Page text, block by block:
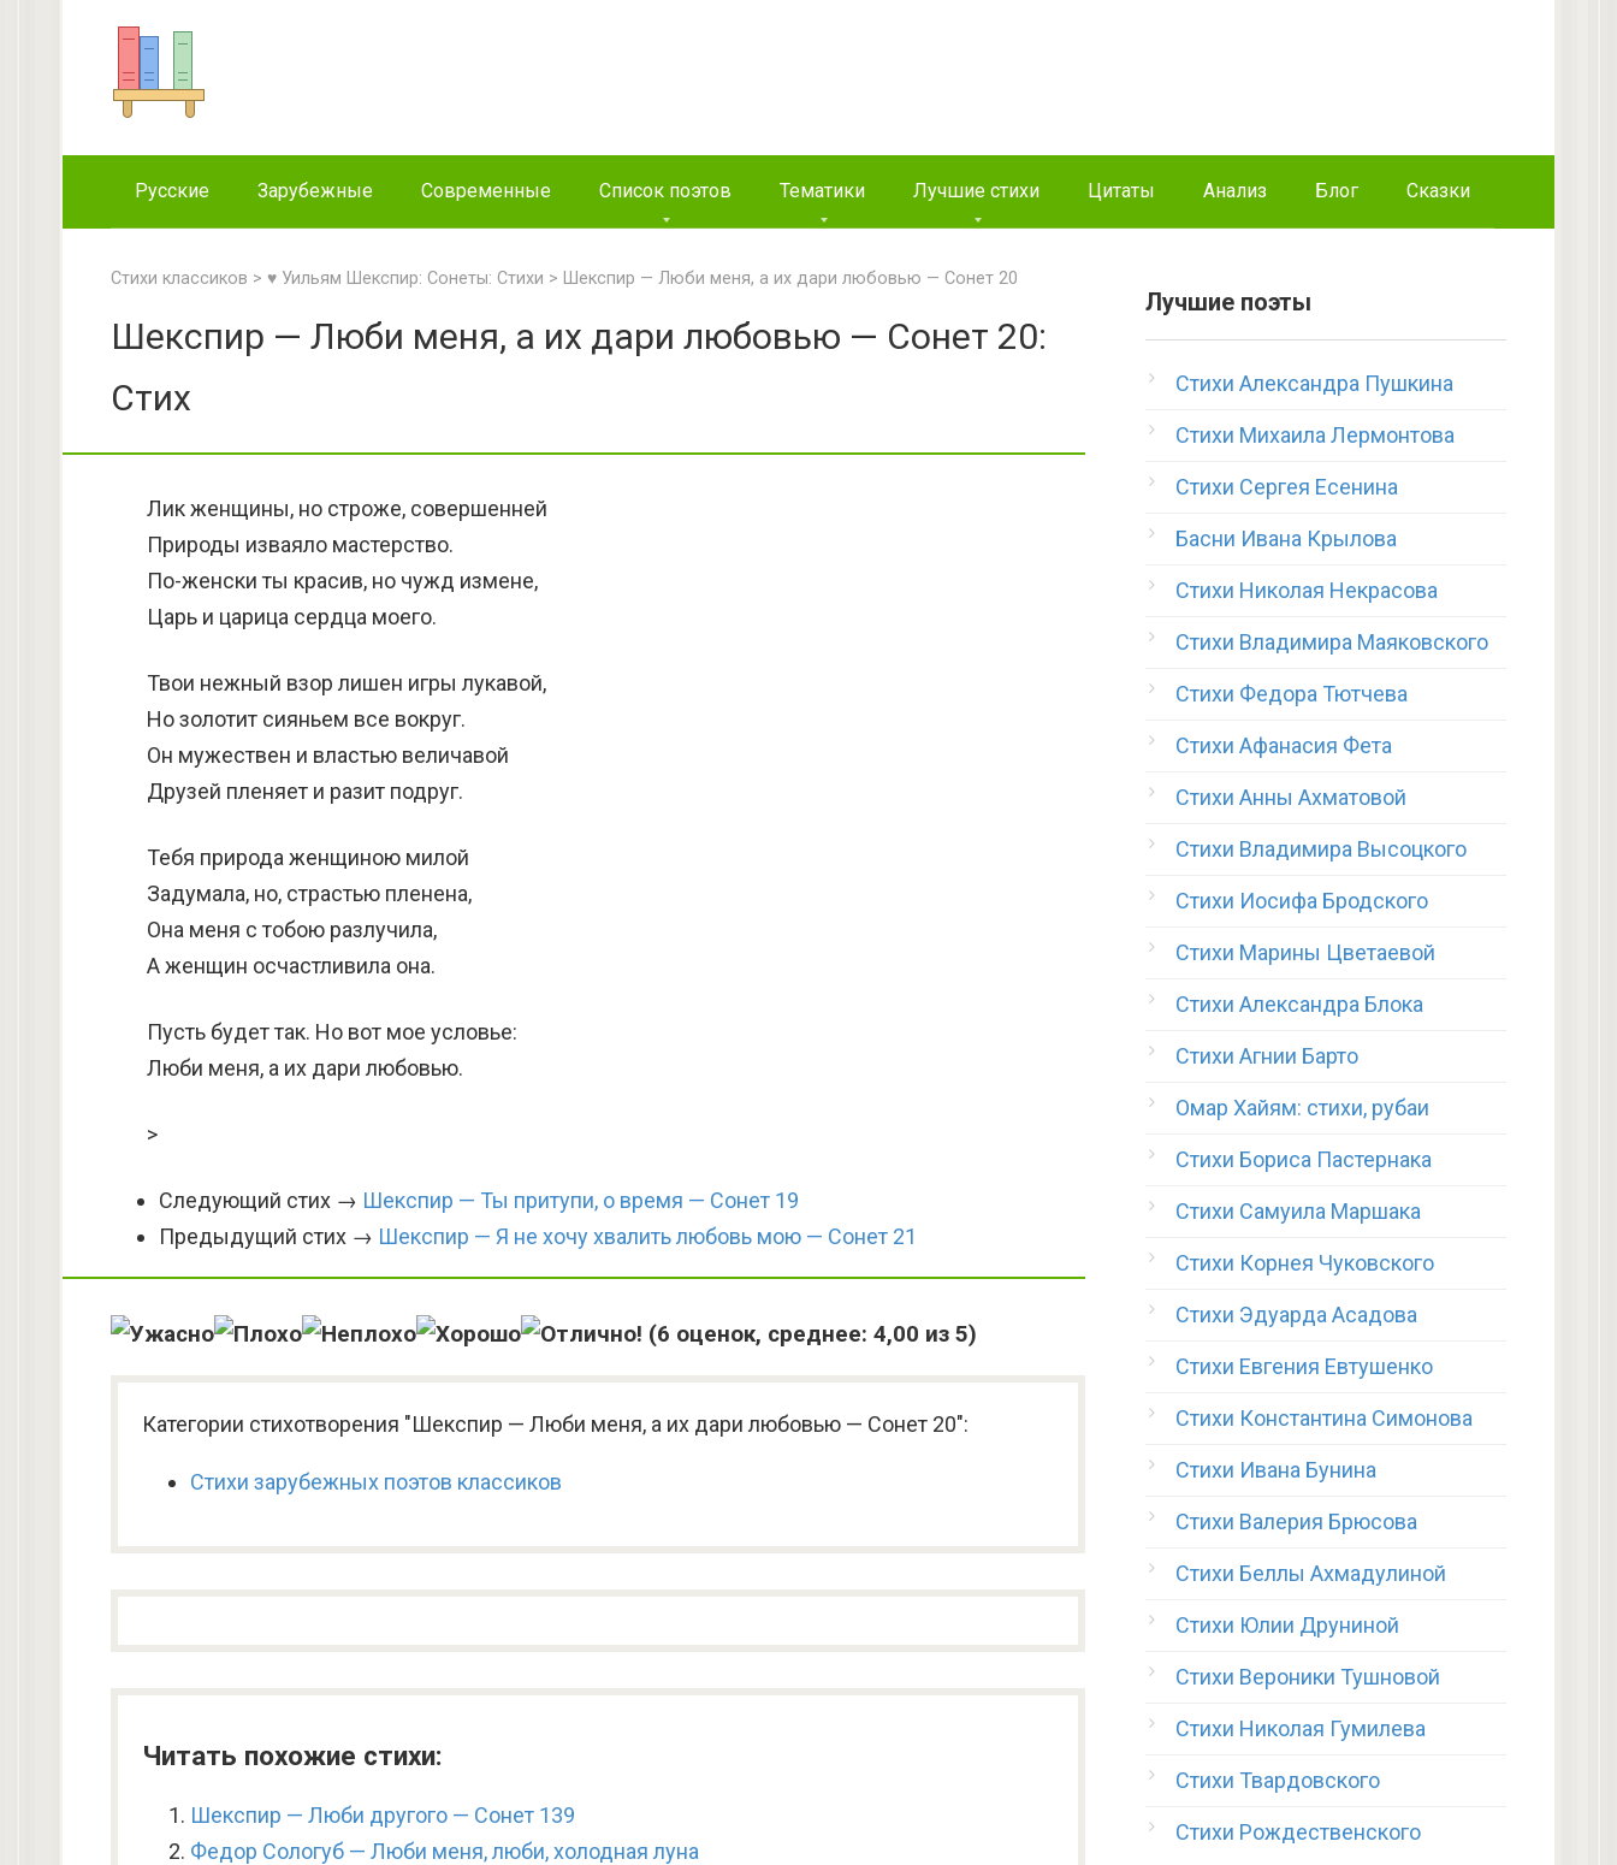
Русские Зарубежные Современные Список поэтов Тематики Лучшие стихи Цитаты Анализ Блог Сказки
Стихи классиков > ♥ Уильям Шекспир: Сонеты: Стихи > Шекспир — Люби меня, а их дари любовью — Сонет 20
Шекспир — Люби меня, а их дари любовью — Сонет 20:
Стих
Лик женщины, но строже, совершенней
Природы изваяло мастерство.
По-женски ты красив, но чужд измене,
Царь и царица сердца моего.
Твои нежный взор лишен игры лукавой,
Но золотит сияньем все вокруг.
Он мужествен и властью величавой
Друзей пленяет и разит подруг.
Тебя природа женщиною милой
Задумала, но, страстью пленена,
Она меня с тобою разлучила,
А женщин осчастливила она.
Пусть будет так. Но вот мое условье:
Люби меня, а их дари любовью.
>
Следующий стих → Шекспир — Ты притупи, о время — Сонет 19
Предыдущий стих → Шекспир — Я не хочу хвалить любовь мою — Сонет 21
(6 оценок, среднее: 4,00 из 5)
Категории стихотворения "Шекспир — Люби меня, а их дари любовью — Сонет 20":
Стихи зарубежных поэтов классиков
Читать похожие стихи:
Шекспир — Люби другого — Сонет 139
Федор Сологуб — Люби меня, люби, холодная луна
Лучшие поэты
Стихи Александра Пушкина
Стихи Михаила Лермонтова
Стихи Сергея Есенина
Басни Ивана Крылова
Стихи Николая Некрасова
Стихи Владимира Маяковского
Стихи Федора Тютчева
Стихи Афанасия Фета
Стихи Анны Ахматовой
Стихи Владимира Высоцкого
Стихи Иосифа Бродского
Стихи Марины Цветаевой
Стихи Александра Блока
Стихи Агнии Барто
Омар Хайям: стихи, рубаи
Стихи Бориса Пастернака
Стихи Самуила Маршака
Стихи Корнея Чуковского
Стихи Эдуарда Асадова
Стихи Евгения Евтушенко
Стихи Константина Симонова
Стихи Ивана Бунина
Стихи Валерия Брюсова
Стихи Беллы Ахмадулиной
Стихи Юлии Друниной
Стихи Вероники Тушновой
Стихи Николая Гумилева
Стихи Твардовского
Стихи Рождественского